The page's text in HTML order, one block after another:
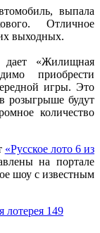
выпала
Отличное
выходных.
дает «Жилищная
приобрести
игры. Это
розыгрыше будут
количество
«Русское лото 6 из
на портале
шоу с известным
149